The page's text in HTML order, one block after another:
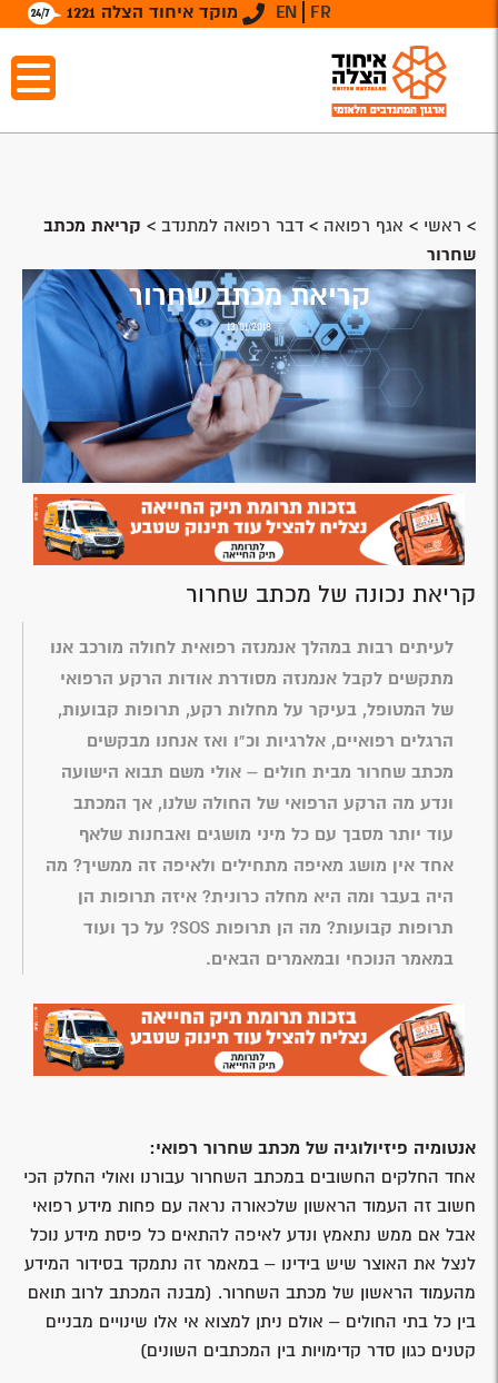
מוקד איחוד הצלה 1221 EN FR
> ראשי > אגף רפואה > דבר רפואה למתנדב > קריאת מכתב
שחרור
קריאת מכתב שחרור
13/01/2018
קריאת נכונה של מכתב שחרור
לעיתים רבות במהלך אנמנזה רפואית לחולה מורכב אנו
מתקשים לקבל אנמנזה מסודרת אודות הרקע הרפואי
של המטופל, בעיקר על מחלות רקע, תרופות קבועות,
הרגלים רפואיים, אלרגיות וכ"ו ואז אנחנו מבקשים
מכתב שחרור מבית חולים – אולי משם תבוא הישועה
ונדע מה הרקע הרפואי של החולה שלנו, אך המכתב
עוד יותר מסבך עם כל מיני מושגים ואבחנות שלאף
אחד אין מושג מאיפה מתחילים ולאיפה זה ממשיך? מה
היה בעבר ומה היא מחלה כרונית? איזה תרופות הן
תרופות קבועות? מה הן תרופות SOS? על כך ועוד
במאמר הנוכחי ובמאמרים הבאים.
אנטומיה פיזיולוגיה של מכתב שחרור רפואי:
אחד החלקים החשובים במכתב השחרור עבורנו ואולי החלק הכי
חשוב זה העמוד הראשון שלכאורה נראה עם פחות מידע רפואי
אבל אם ממש נתאמץ ונדע לאיפה להתאים כל פיסת מידע נוכל
לנצל את האוצר שיש בידינו – במאמר זה נתמקד בסידור המידע
מהעמוד הראשון של מכתב השחרור. (מבנה המכתב לרוב תואם
בין כל בתי החולים – אולם ניתן למצוא אי אלו שינויים מבניים
קטנים כגון סדר קדימויות בין המכתבים השונים)